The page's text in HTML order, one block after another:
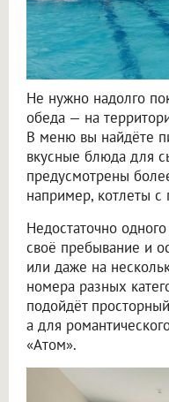
Не нужно надолго
обеда — на
В меню вы найдёте
вкусные блюда для
предусмотрены
например, котлеты
Недостаточно
своё пребывание и
или даже на
номера разных
подойдёт
а для
«Атом».